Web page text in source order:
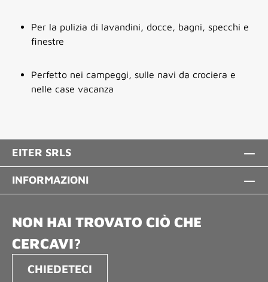
Per la pulizia di lavandini, docce, bagni, specchi e
finestre
Perfetto nei campeggi, sulle navi da crociera e
nelle case vacanza
EITER SRLS
INFORMAZIONI
NON HAI TROVATO CIÒ CHE
CERCAVI?
CHIEDETECI